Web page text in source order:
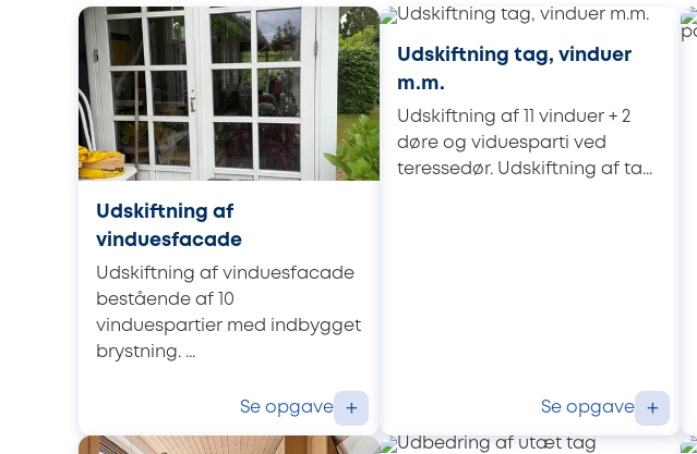
Udskiftning af
vinduesfacade
Udskiftning af vinduesfacade
bestående af 10
vinduespartier med indbygget
brystning. ...
Se opgave +
Udskiftning tag, vinduer
m.m.
Udskiftning af 11 vinduer + 2
døre og viduesparti ved
teressedør. Udskiftning af ta...
Se opgave +